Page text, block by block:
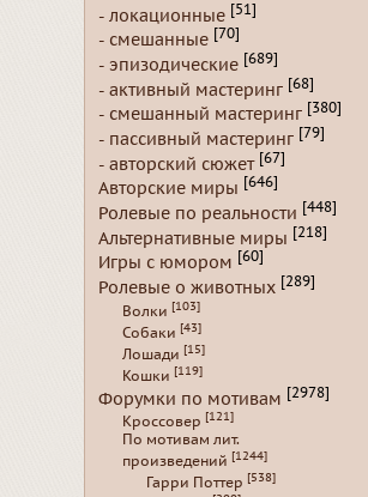
- локационные [51]
- смешанные [70]
- эпизодические [689]
- активный мастеринг [68]
- смешанный мастеринг [380]
- пассивный мастеринг [79]
- авторский сюжет [67]
Авторские миры [646]
Ролевые по реальности [448]
Альтернативные миры [218]
Игры с юмором [60]
Ролевые о животных [289]
Волки [103]
Собаки [43]
Лошади [15]
Кошки [119]
Форумки по мотивам [2978]
Кроссовер [121]
По мотивам лит.
произведений [1244]
Гарри Поттер [538]